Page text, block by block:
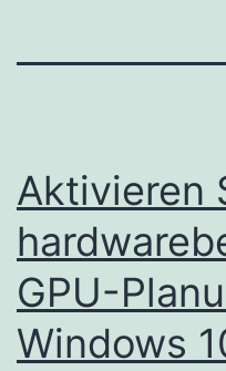
Aktivieren
GPU-
Windows